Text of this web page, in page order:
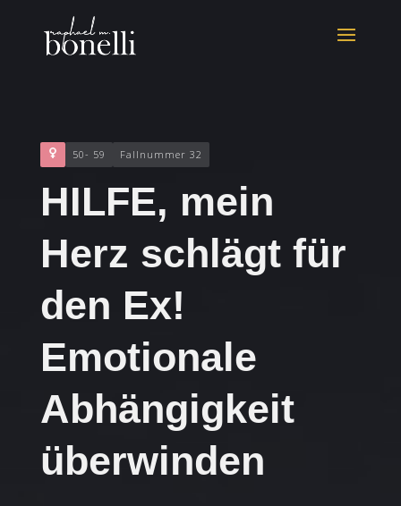
50- 59 Fallnummer 32
HILFE, mein
Herz schlägt für
den Ex!
Emotionale
Abhängigkeit
überwinden